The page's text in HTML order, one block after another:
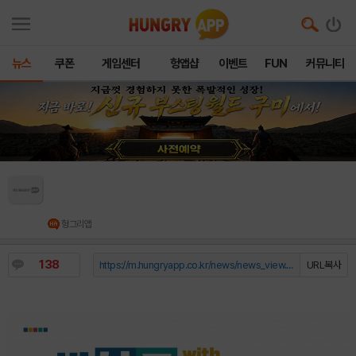
뉴스 쿠폰 게임센터 헝앱샵 이벤트 FUN 커뮤니티
헝그리앱
138 URL복사
https://m.hungryapp.co.kr/news/news_view.php?durl=YmNvZGU9b...